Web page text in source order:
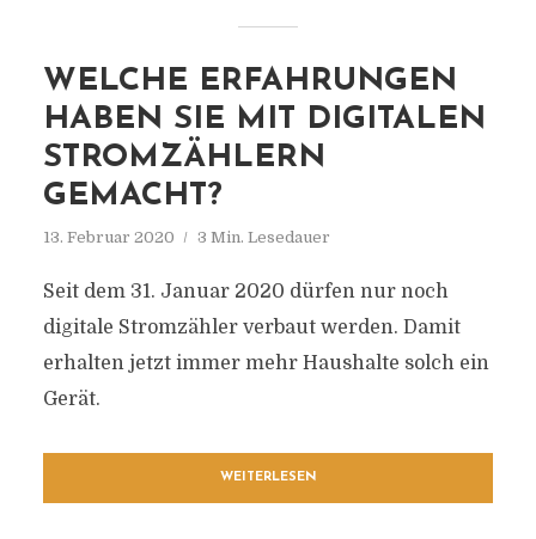
WELCHE ERFAHRUNGEN
HABEN SIE MIT DIGITALEN
STROMZÄHLERN
GEMACHT?
13. Februar 2020 3 Min. Lesedauer
Seit dem 31. Januar 2020 dürfen nur noch
digitale Stromzähler verbaut werden. Damit
erhalten jetzt immer mehr Haushalte solch ein
Gerät.
WEITERLESEN